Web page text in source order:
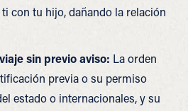
con tu hijo, dañando la relación
sin previo aviso: La orden
previa o su permiso
estado o internacionales, y su